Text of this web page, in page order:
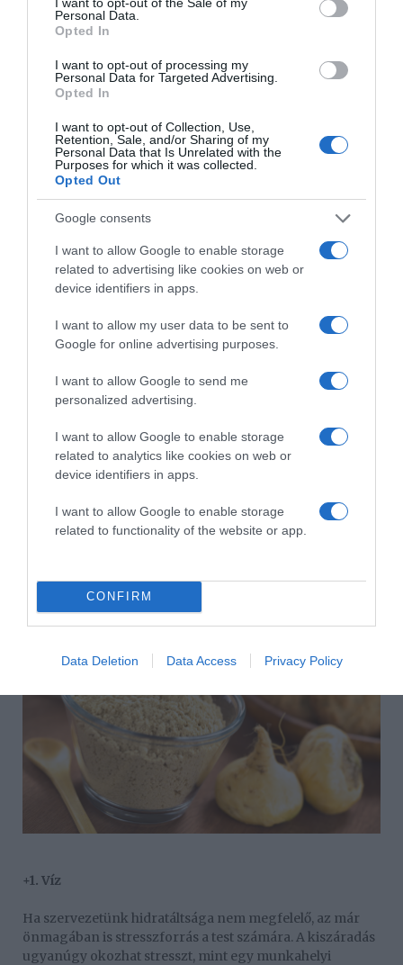
Personal Data.
Opted In
I want to opt-out of processing my
Personal Data for Targeted Advertising.
Opted In
I want to opt-out of Collection, Use,
Retention, Sale, and/or Sharing of my
Personal Data that Is Unrelated with the
Purposes for which it was collected.
Opted Out
Google consents
I want to allow Google to enable storage
related to advertising like cookies on web or
device identifiers in apps.
I want to allow my user data to be sent to
Google for online advertising purposes.
I want to allow Google to send me
personalized advertising.
I want to allow Google to enable storage
related to analytics like cookies on web or
device identifiers in apps.
I want to allow Google to enable storage
related to functionality of the website or app.
CONFIRM
Data Deletion Data Access Privacy Policy
bekövetkező negatív változásokat a testben, és akár
depressziót is okozhat. Az avokádó tele van ezzel a
Omega-6 – zsírsavat is tartalmaz.
Igazi „superfoodként” tartják számon a macát, a Dél-
Amerikából származó gyógynövényt, melynek
növényiszterin- és ásványianyag-tartalma. A maca
közvetlenül segíti a stressz-szabályozóként működő
fantasztikusan érvényesül a turmixokban, zabpehelybe
keverve, vagy forró mandulatejhez adva édesítőként.
+1. Víz
Ha szervezetünk hidratáltsága nem megfelelő, az már
önmagában is stresszforrás a test számára. A kiszáradás
ugyanúgy okozhat stresszt, mint egy munkahelyi